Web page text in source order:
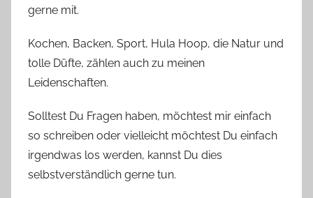
gerne mit.
Kochen, Backen, Sport, Hula Hoop, die Natur und
tolle Düfte, zählen auch zu meinen
Leidenschaften.
Solltest Du Fragen haben, möchtest mir einfach
so schreiben oder vielleicht möchtest Du einfach
irgendwas los werden, kannst Du dies
selbstverständlich gerne tun.